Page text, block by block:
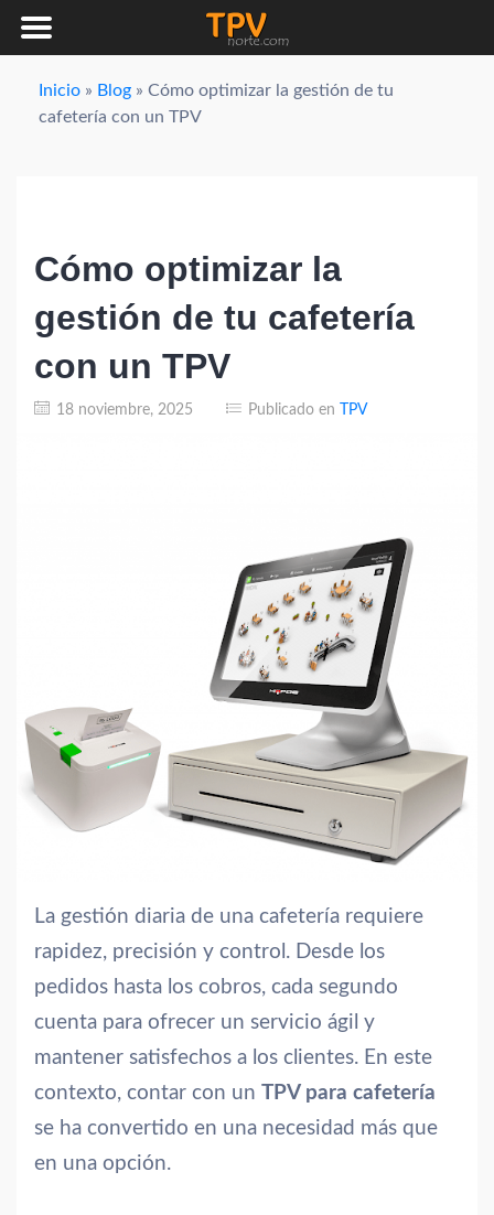
contenido
Inicio » Blog » Cómo optimizar la gestión de tu
cafetería con un TPV
Cómo optimizar la
gestión de tu cafetería
con un TPV
18 noviembre, 2025 Publicado en TPV
La gestión diaria de una cafetería requiere
rapidez, precisión y control. Desde los
pedidos hasta los cobros, cada segundo
cuenta para ofrecer un servicio ágil y
mantener satisfechos a los clientes. En este
contexto, contar con un TPV para cafetería
se ha convertido en una necesidad más que
en una opción.